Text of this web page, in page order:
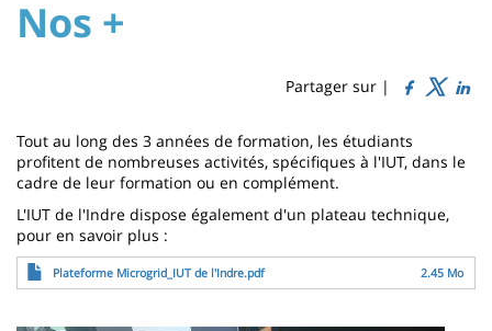
composantes
University
University
content
Titre
Nos +
Partager sur |
Contenu
de
la
page
principale
Tout au long des 3 années de formation, les étudiants
profitent de nombreuses activités, spécifiques à l'IUT, dans le
cadre de leur formation ou en complément.
L'IUT de l'Indre dispose également d'un plateau technique,
pour en savoir plus :
FichierPlateforme Microgrid_IUT de l'Indre.pdf 2.45 Mo